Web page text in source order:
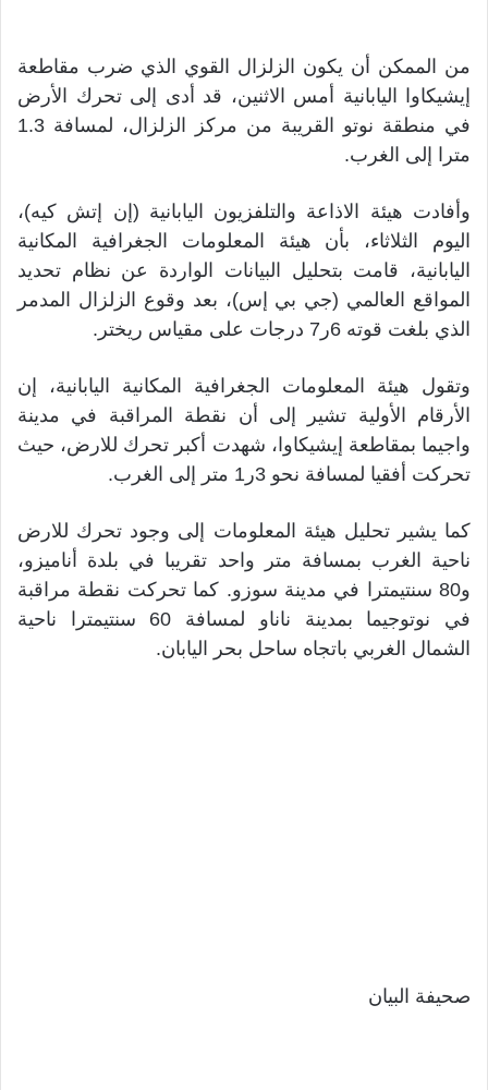
من الممكن أن يكون الزلزال القوي الذي ضرب مقاطعة
إيشيكاوا اليابانية أمس الاثنين، قد أدى إلى تحرك الأرض
في منطقة نوتو القريبة من مركز الزلزال، لمسافة 1.3
مترا إلى الغرب.
وأفادت هيئة الاذاعة والتلفزيون اليابانية (إن إتش كيه)،
اليوم الثلاثاء، بأن هيئة المعلومات الجغرافية المكانية
اليابانية، قامت بتحليل البيانات الواردة عن نظام تحديد
المواقع العالمي (جي بي إس)، بعد وقوع الزلزال المدمر
الذي بلغت قوته 6ر7 درجات على مقياس ريختر.
وتقول هيئة المعلومات الجغرافية المكانية اليابانية، إن
الأرقام الأولية تشير إلى أن نقطة المراقبة في مدينة
واجيما بمقاطعة إيشيكاوا، شهدت أكبر تحرك للارض، حيث
تحركت أفقيا لمسافة نحو 3ر1 متر إلى الغرب.
كما يشير تحليل هيئة المعلومات إلى وجود تحرك للارض
ناحية الغرب بمسافة متر واحد تقريبا في بلدة أناميزو،
و80 سنتيمترا في مدينة سوزو. كما تحركت نقطة مراقبة
في نوتوجيما بمدينة ناناو لمسافة 60 سنتيمترا ناحية
الشمال الغربي باتجاه ساحل بحر اليابان.
صحيفة البيان